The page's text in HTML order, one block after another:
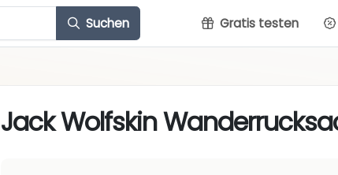
Suchen Gratis testen
Jack Wolfskin